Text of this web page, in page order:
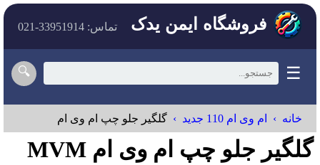
فروشگاه ایمن یدک تماس: 33951914-021
☰
🔍
خانه ام وی ام 110 جدید گلگیر جلو چپ ام وی ام
گلگیر جلو چپ ام وی ام MVM